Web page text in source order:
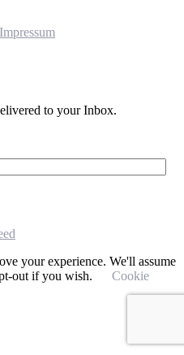
Impressum
to your Inbox.
your experience. We'll assume
out if you wish.
Cookie